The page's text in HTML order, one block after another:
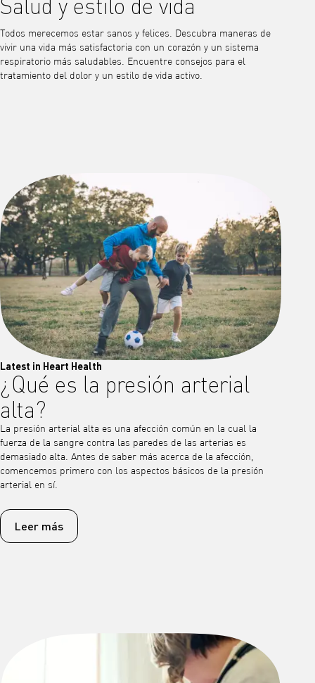
Todos merecemos estar sanos y felices. Descubra maneras de
vivir una vida más satisfactoria con un corazón y un sistema
respiratorio más saludables. Encuentre consejos para el
tratamiento del dolor y un estilo de vida activo.
Latest in Heart Health
¿Qué es la presión arterial
alta?
La presión arterial alta es una afección común en la cual la
fuerza de la sangre contra las paredes de las arterias es
demasiado alta. Antes de saber más acerca de la afección,
comencemos primero con los aspectos básicos de la presión
arterial en sí.
Leer más